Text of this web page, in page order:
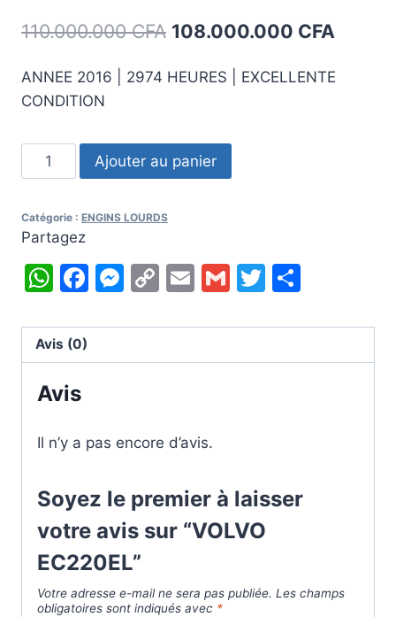
110.000.000CFA Le
initial
110.000.000 CFA.
108.000.000 CFA
ANNEE 2016 | 2974 HEURES | EXCELLENTE
CONDITION
quantité
de
EC220EL
Ajouter au panier
Catégorie : ENGINS LOURDS
Partagez
WhatsApp
Facebook
Messenger
CopyEmailGmailTwitter
Avis (0)
Avis
Il n’y a pas encore d’avis.
Soyez le premier à laisser
votre avis sur “VOLVO
EC220EL”
Votre adresse e-mail ne sera pas publiée. Les champs
obligatoires sont indiqués avec *